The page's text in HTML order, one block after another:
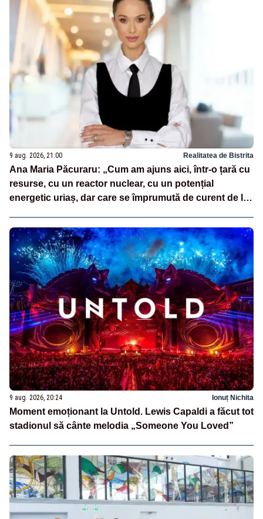
9 aug. 2026, 21:00 Realitatea de Bistrita
Ana Maria Păcuraru: „Cum am ajuns aici, într-o țară cu
resurse, cu un reactor nuclear, cu un potențial
energetic uriaș, dar care se împrumută de curent de la
9 aug. 2026, 20:24 Ionuț Nichita
Moment emoționant la Untold. Lewis Capaldi a făcut tot
stadionul să cânte melodia „Someone You Loved”